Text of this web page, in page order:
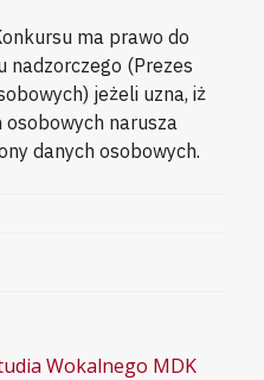
ma prawo do
nadzorczego (Prezes
jeżeli uzna, iż
narusza
danych osobowych.
Wokalnego MDK